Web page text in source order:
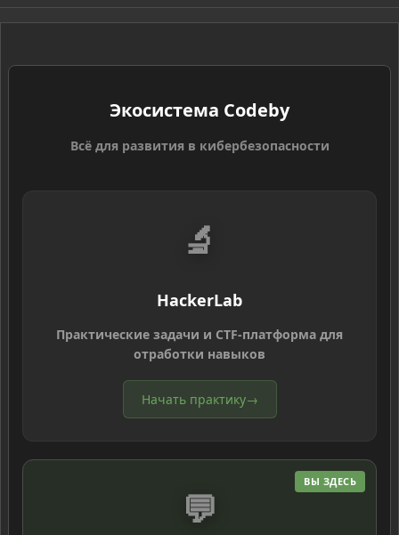
S
Экосистема Codeby
Всё для развития в кибербезопасности
🔬
HackerLab
Практические задачи и CTF-платформа для
отработки навыков
Начать практику→
ВЫ ЗДЕСЬ
💬